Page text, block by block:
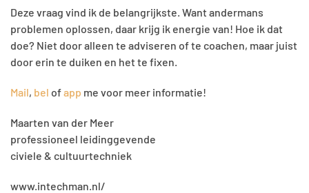
Deze vraag vind ik de belangrijkste. Want andermans
problemen oplossen, daar krijg ik energie van! Hoe ik dat
doe? Niet door alleen te adviseren of te coachen, maar juist
door erin te duiken en het te fixen.
Mail, bel ofapp me voor meer informatie!
Maarten van der Meer
professioneel leidinggevende
civiele & cultuurtechniek
www.intechman.nl/